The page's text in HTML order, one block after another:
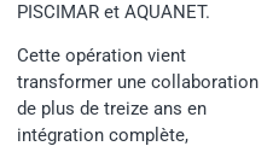
PISCIMAR et AQUANET.
Cette opération vient
transformer une collaboration
de plus de treize ans en
intégration complète,